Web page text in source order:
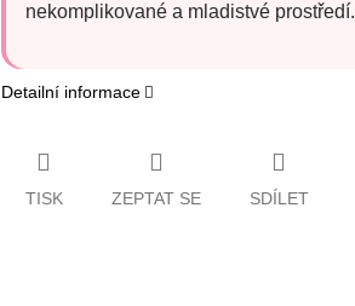
nekomplikované a mladistvé prostředí.
Detailní informace
TISK ZEPTAT SE SDÍLET